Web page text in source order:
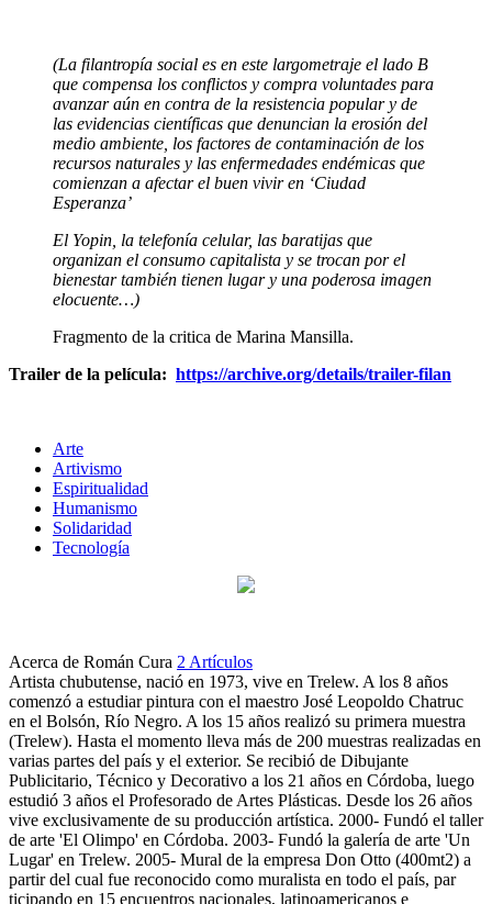
(La filantropía social es en este largometraje el lado B
que compensa los conflictos y compra voluntades para
avanzar aún en contra de la resistencia popular y de
las evidencias científicas que denuncian la erosión del
medio ambiente, los factores de contaminación de los
recursos naturales y las enfermedades endémicas que
comienzan a afectar el buen vivir en ‘Ciudad
Esperanza’
El Yopin, la telefonía celular, las baratijas que
organizan el consumo capitalista y se trocan por el
bienestar también tienen lugar y una poderosa imagen
elocuente…)
Fragmento de la critica de Marina Mansilla.
Trailer de la película: https://archive.org/details/trailer-filan
Arte
Artivismo
Espiritualidad
Humanismo
Solidaridad
Tecnología
Acerca de Román Cura 2 Artículos
Artista chubutense, nació en 1973, vive en Trelew. A los 8 años
comenzó a estudiar pintura con el maestro José Leopoldo Chatruc
en el Bolsón, Río Negro. A los 15 años realizó su primera muestra
(Trelew). Hasta el momento lleva más de 200 muestras realizadas en
varias partes del país y el exterior. Se recibió de Dibujante
Publicitario, Técnico y Decorativo a los 21 años en Córdoba, luego
estudió 3 años el Profesorado de Artes Plásticas. Desde los 26 años
vive exclusivamente de su producción artística. 2000- Fundó el taller
de arte 'El Olimpo' en Córdoba. 2003- Fundó la galería de arte 'Un
Lugar' en Trelew. 2005- Mural de la empresa Don Otto (400mt2) a
partir del cual fue reconocido como muralista en todo el país, par
ticipando en 15 encuentros nacionales, latinoamericanos e